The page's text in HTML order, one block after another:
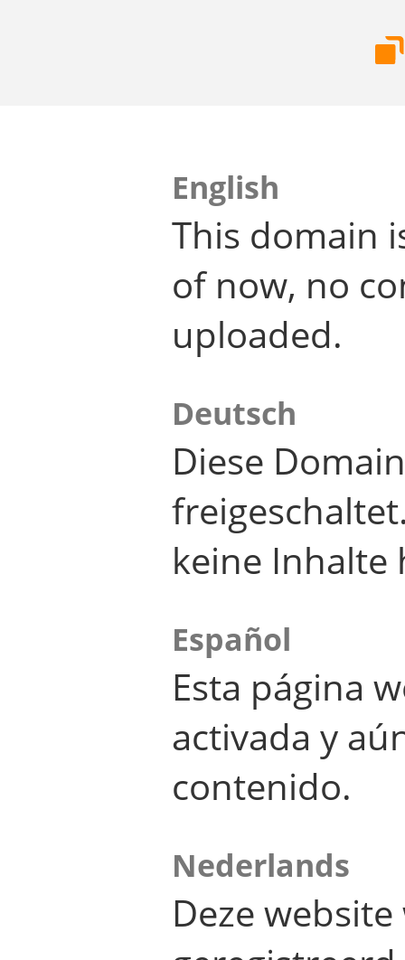
English
This domain
of now, no
uploaded.
Deutsch
Diese
keine Inhalte
Español
Esta página
activada y
contenido.
Nederlands
Deze